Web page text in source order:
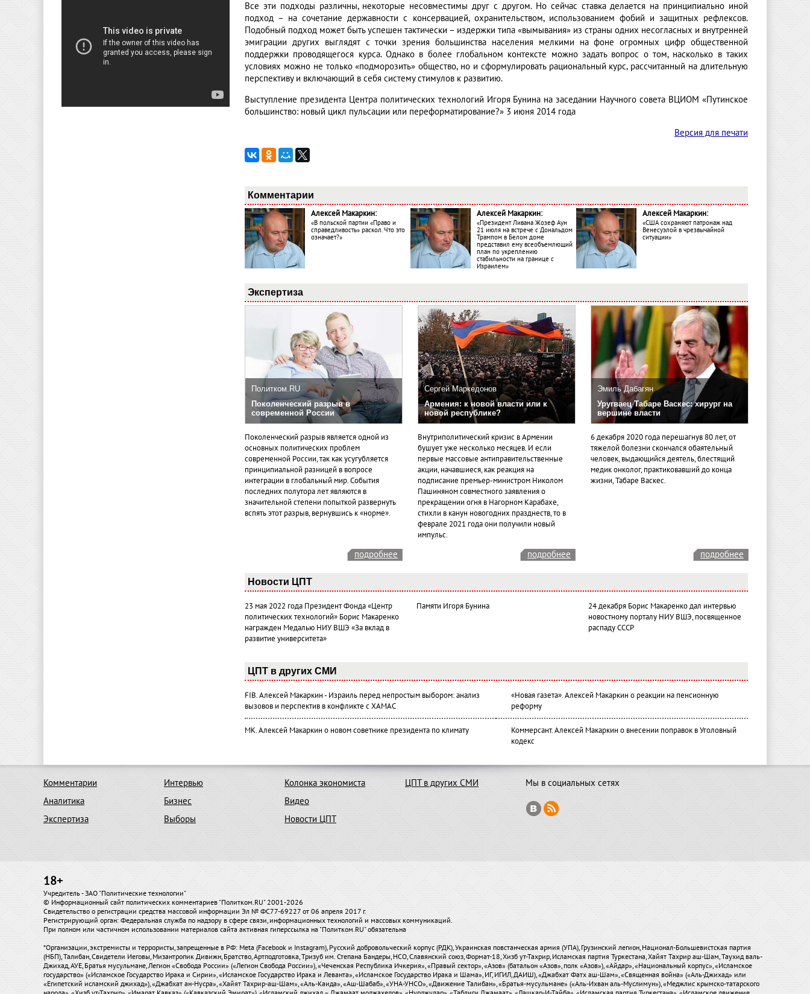
Все эти подходы различны, некоторые несовместимы друг с другом. Но сейчас ставка делается на принципиально иной
подход – на сочетание державности с консервацией, охранительством, использованием фобий и защитных рефлексов.
Подобный подход может быть успешен тактически – издержки типа «вымывания» из страны одних несогласных и внутренней
эмиграции других выглядят с точки зрения большинства населения мелкими на фоне огромных цифр общественной
поддержки проводящегося курса. Однако в более глобальном контексте можно задать вопрос о том, насколько в таких
условиях можно не только «подморозить» общество, но и сформулировать рациональный курс, рассчитанный на длительную
перспективу и включающий в себя систему стимулов к развитию.
Выступление президента Центра политических технологий Игоря Бунина на заседании Научного совета ВЦИОМ «Путинское
большинство: новый цикл пульсации или переформатирование?» 3 июня 2014 года
Версия для печати
Комментарии
Алексей Макаркин:
«В польской партии «Право и
справедливость» раскол. Что это
означает?»
Алексей Макаркин:
«Президент Ливана Жозеф Аун
21 июля на встрече с Дональдом
Трампом в Белом доме
представил ему всеобъемлющий
план по укреплению
стабильности на границе с
Израилем»
Алексей Макаркин:
«США сохраняют патронаж над
Венесуэлой в чрезвычайной
ситуации»
Экспертиза
Политком.RU
Поколенческий разрыв в
современной России
Поколенческий разрыв является одной из
основных политических проблем
современной России, так как усугубляется
принципиальной разницей в вопросе
интеграции в глобальный мир. События
последних полутора лет являются в
значительной степени попыткой развернуть
вспять этот разрыв, вернувшись к «норме».
Сергей Маркедонов
Армения: к новой власти или к
новой республике?
Внутриполитический кризис в Армении
бушует уже несколько месяцев. И если
первые массовые антиправительственные
акции, начавшиеся, как реакция на
подписание премьер-министром Николом
Пашиняном совместного заявления о
прекращении огня в Нагорном Карабахе,
стихли в канун новогодних празднеств, то в
феврале 2021 года они получили новый
импульс.
Эмиль Дабагян
Уругваец Табаре Васкес: хирург на
вершине власти
6 декабря 2020 года перешагнув 80 лет, от
тяжелой болезни скончался обаятельный
человек, выдающийся деятель, блестящий
медик онколог, практиковавший до конца
жизни, Табаре Васкес.
подробнее подробнее подробнее
Новости ЦПТ
23 мая 2022 года Президент Фонда «Центр
политических технологий» Борис Макаренко
награжден Медалью НИУ ВШЭ «За вклад в
развитие университета»
Памяти Игоря Бунина
24 декабря Борис Макаренко дал интервью
новостному порталу НИУ ВШЭ, посвященное
распаду СССР
ЦПТ в других СМИ
FIB. Алексей Макаркин - Израиль перед непростым выбором: анализ
вызовов и перспектив в конфликте с ХАМАС
«Новая газета». Алексей Макаркин о реакции на пенсионную
реформу
МК. Алексей Макаркин о новом советнике президента по климату
Коммерсант. Алексей Макаркин о внесении поправок в Уголовный
кодекс
Комментарии
Аналитика
Экспертиза
Интервью
Бизнес
Выборы
Колонка экономиста
Видео
Новости ЦПТ
ЦПТ в других СМИ Мы в социальных сетях
18+
Учредитель - ЗАО "Политические технологии"
© Информационный сайт политических комментариев "Политком.RU" 2001-2026
Свидетельство о регистрации средства массовой информации Эл № ФС77-69227 от 06 апреля 2017 г.
Регистрирующий орган: Федеральная служба по надзору в сфере связи, информационных технологий и массовых коммуникаций.
При полном или частичном использовании материалов сайта активная гиперссылка на "Политком.RU" обязательна
*Организации, экстремисты и террористы, запрещенные в РФ: Meta (Facebook и Instagram), Русский добровольческий корпус (РДК), Украинская повстанческая армия (УПА), Грузинский легион, Национал-Большевистская партия
(НБП), Талибан, Свидетели Иеговы, Мизантропик Дивижн, Братство, Артподготовка, Тризуб им. Степана Бандеры, НСО, Славянский союз, Формат-18, Хизб ут-Тахрир, Исламская партия Туркестана, Хайят Тахрир аш-Шам, Таухид валь-
Джихад, АУЕ, Братья мусульмане, Легион «Свобода России» («Легион Свобода России»), «Чеченская Республика Ичкерия», «Правый сектор», «Азов» (батальон «Азов», полк «Азов»), «Айдар», «Национальный корпус», «Исламское
государство» («Исламское Государство Ирака и Сирии», «Исламское Государство Ирака и Леванта», «Исламское Государство Ирака и Шама», ИГ, ИГИЛ, ДАИШ), «Джабхат Фатх аш-Шам», «Священная война» («Аль-Джихад» или
«Египетский исламский джихад»), «Джабхат ан-Нусра», «Хайят Тахрир-аш-Шам», «Аль-Каида», «Аш-Шабаб», «УНА-УНСО», «Движение Талибан», «Братья-мусульмане» («Аль-Ихван аль-Муслимун»), «Меджлис крымско-татарского